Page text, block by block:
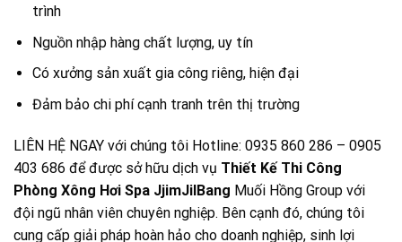
trình
Nguồn nhập hàng chất lượng, uy tín
Có xưởng sản xuất gia công riêng, hiện đại
Đảm bảo chi phí cạnh tranh trên thị trường
LIÊN HỆ NGAY với chúng tôi Hotline: 0935 860 286 – 0905
403 686 để được sở hữu dịch vụ Thiết Kế Thi Công
Phòng Xông Hơi Spa JjimJilBang Muối Hồng Group với
đội ngũ nhân viên chuyên nghiệp. Bên cạnh đó, chúng tôi
cung cấp giải pháp hoàn hảo cho doanh nghiệp, sinh lợi